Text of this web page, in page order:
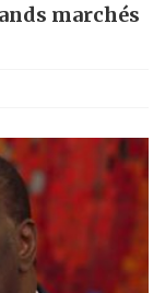
marchés